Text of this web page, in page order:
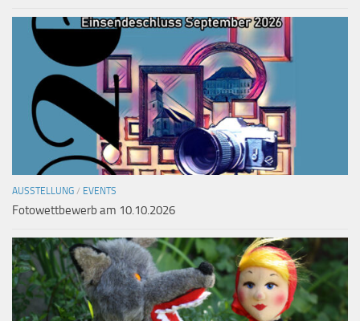
AUSSTELLUNG / EVENTS
Fotowettbewerb am 10.10.2026